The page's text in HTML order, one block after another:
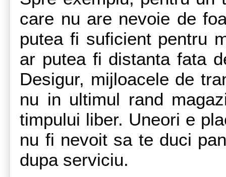
care nu are nevoie de
putea fi suficient pentru
ar putea fi distanta fata
Desigur, mijloacele de
nu in ultimul rand
timpului liber. Uneori e
nu fi nevoit sa te duci
dupa serviciu.